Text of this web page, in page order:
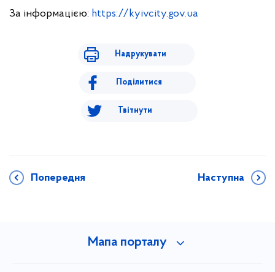
За інформацією: https://kyivcity.gov.ua
Надрукувати
Поділитися
Твітнути
Попередня Наступна
Мапа порталу